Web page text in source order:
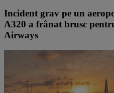
Incident grav pe un
A320 a frânat brusc
Airways